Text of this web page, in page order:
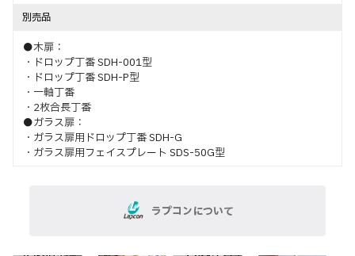
別売品
●木扉：
・ドロップ丁番 SDH-001型
・ドロップ丁番 SDH-P型
・一軸丁番
・2枚合長丁番
●ガラス扉：
・ガラス扉用ドロップ丁番 SDH-G
・ガラス扉用フェイスプレート SDS-50G型
ラプコンについて